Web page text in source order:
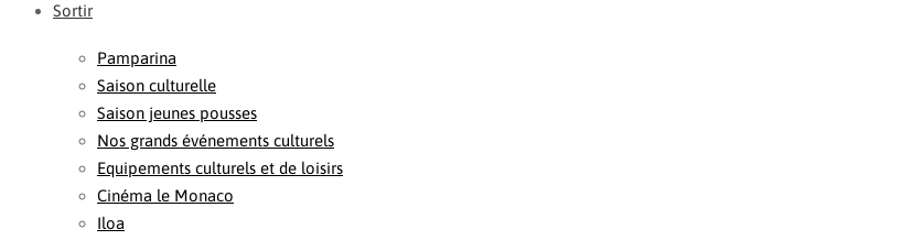
Sortir
Pamparina
Saison culturelle
Saison jeunes pousses
Nos grands événements culturels
Equipements culturels et de loisirs
Cinéma le Monaco
Iloa